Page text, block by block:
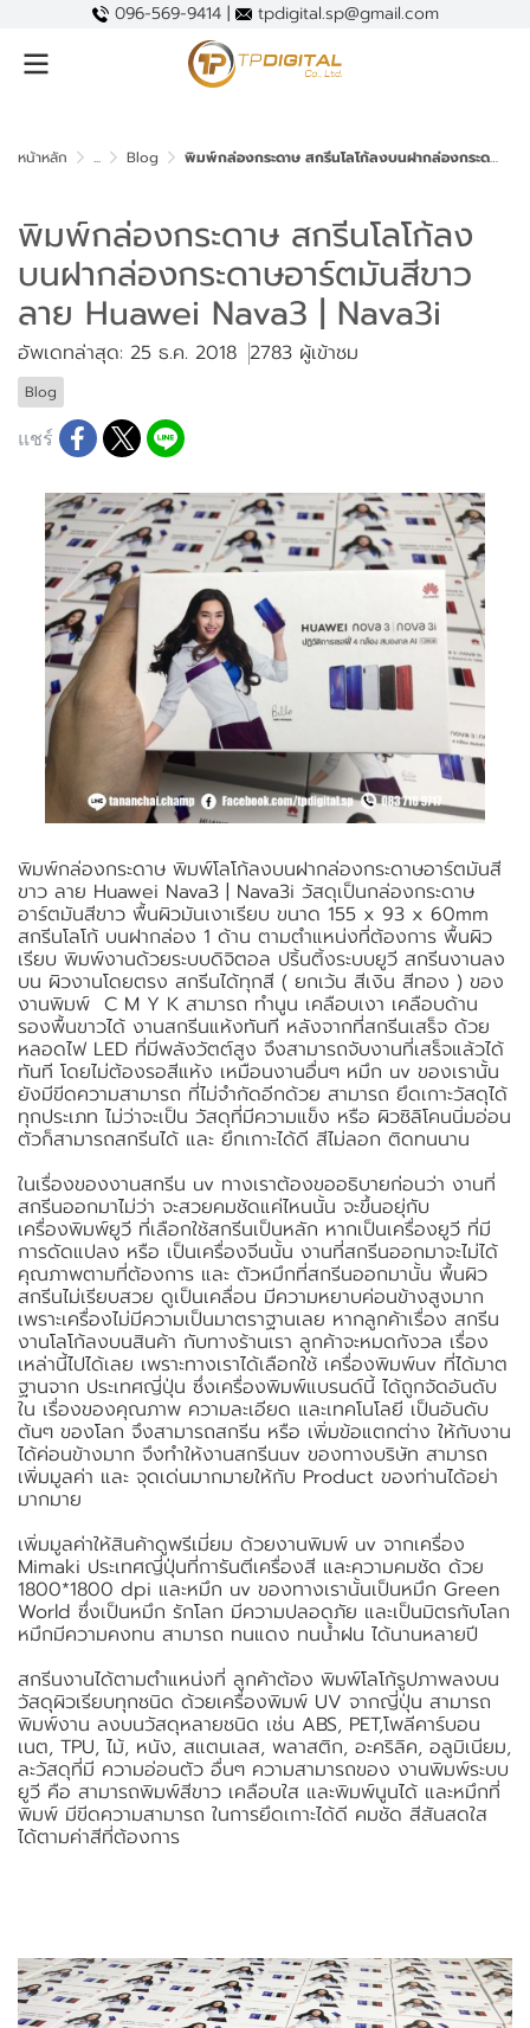
096-569-9414 | tpdigital.sp@gmail.com
หน้าหลัก ... Blog พิมพ์กล่องกระดาษ สกรีนโลโก้ลงบนฝากล่องกระดาษอาร์ตมันสีขาว ลาย Huawei Nava3 | Nava3i
พิมพ์กล่องกระดาษ สกรีนโลโก้ลง
บนฝากล่องกระดาษอาร์ตมันสีขาว
ลาย Huawei Nava3 | Nava3i
อัพเดทล่าสุด: 25 ธ.ค. 2018 2783 ผู้เข้าชม
Blog
แชร์
พิมพ์กล่องกระดาษ พิมพ์โลโก้ลงบนฝากล่องกระดาษอาร์ตมันสี
ขาว ลาย Huawei Nava3 | Nava3i วัสดุเป็นกล่องกระดาษ
อาร์ตมันสีขาว พื้นผิวมันเงาเรียบ ขนาด 155 x 93 x 60mm
สกรีนโลโก้ บนฝากล่อง 1 ด้าน ตามตำแหน่งที่ต้องการ พื้นผิว
เรียบ พิมพ์งานด้วยระบบดิจิตอล ปริ้นติ้งระบบยูวี สกรีนงานลง
บน ผิวงานโดยตรง สกรีนได้ทุกสี ( ยกเว้น สีเงิน สีทอง ) ของ
งานพิมพ์ C M Y K สามารถ ทำนูน เคลือบเงา เคลือบด้าน
รองพื้นขาวได้ งานสกรีนแห้งทันที หลังจากที่สกรีนเสร็จ ด้วย
หลอดไฟ LED ที่มีพลังวัตต์สูง จึงสามารถจับงานที่เสร็จแล้วได้
ทันที โดยไม่ต้องรอสีแห้ง เหมือนงานอื่นๆ หมึก uv ของเรานั้น
ยังมีขีดความสามารถ ที่ไม่จำกัดอีกด้วย สามารถ ยึดเกาะวัสดุได้
ทุกประเภท ไม่ว่าจะเป็น วัสดุที่มีความแข็ง หรือ ผิวซิลิโคนนิ่มอ่อน
ตัวก็สามารถสกรีนได้ และ ยึกเกาะได้ดี สีไม่ลอก ติดทนนาน
ในเรื่องของงานสกรีน uv ทางเราต้องขออธิบายก่อนว่า งานที่
สกรีนออกมาไม่ว่า จะสวยคมชัดแค่ไหนนั้น จะขึ้นอยุ่กับ
เครื่องพิมพ์ยูวี ที่เลือกใช้สกรีนเป็นหลัก หากเป็นเครื่องยูวี ที่มี
การดัดแปลง หรือ เป็นเครื่องจีนนั้น งานที่สกรีนออกมาจะไม่ได้
คุณภาพตามที่ต้องการ และ ตัวหมึกที่สกรีนออกมานั้น พื้นผิว
สกรีนไม่เรียบสวย ดูเป็นเคลื่อน มีความหยาบค่อนข้างสูงมาก
เพราะเครื่องไม่มีความเป็นมาตราฐานเลย หากลูกค้าเรื่อง สกรีน
งานโลโก้ลงบนสินค้า กับทางร้านเรา ลูกค้าจะหมดกังวล เรื่อง
เหล่านี้ไปได้เลย เพราะทางเราได้เลือกใช้ เครื่องพิมพ์uv ที่ได้มาต
ฐานจาก ประเทศญี่ปุ่น ซึ่งเครื่องพิมพ์แบรนด์นี้ ได้ถูกจัดอันดับ
ใน เรื่องของคุณภาพ ความละเอียด และเทคโนโลยี เป็นอันดับ
ต้นๆ ของโลก จึงสามารถสกรีน หรือ เพิ่มข้อแตกต่าง ให้กับงาน
ได้ค่อนข้างมาก จึงทำให้งานสกรีนuv ของทางบริษัท สามารถ
เพิ่มมูลค่า และ จุดเด่นมากมายให้กับ Product ของท่านได้อย่า
มากมาย
เพิ่มมูลค่าให้สินค้าดูพรีเมี่ยม ด้วยงานพิมพ์ uv จากเครื่อง
Mimaki ประเทศญี่ปุ่นที่การันตีเครื่องสี และความคมชัด ด้วย
1800*1800 dpi และหมึก uv ของทางเรานั้นเป็นหมึก Green
World ซึ่งเป็นหมึก รักโลก มีความปลอดภัย และเป็นมิตรกับโลก
หมึกมีความคงทน สามารถ ทนแดง ทนน้ำฝน ได้นานหลายปี
สกรีนงานได้ตามตำแหน่งที่ ลูกค้าต้อง พิมพ์โลโก้รูปภาพลงบน
วัสดุผิวเรียบทุกชนิด ด้วยเครื่องพิมพ์ UV จากญี่ปุ่น สามารถ
พิมพ์งาน ลงบนวัสดุหลายชนิด เช่น ABS, PET,โพลีคาร์บอน
เนต, TPU, ไม้, หนัง, สแตนเลส, พลาสติก, อะคริลิค, อลูมิเนียม,
ละวัสดุที่มี ความอ่อนตัว อื่นๆ ความสามารถของ งานพิมพ์ระบบ
ยูวี คือ สามารถพิมพ์สีขาว เคลือบใส และพิมพ์นูนได้ และหมึกที่
พิมพ์ มีขีดความสามารถ ในการยึดเกาะได้ดี คมชัด สีสันสดใส
ได้ตามค่าสีที่ต้องการ